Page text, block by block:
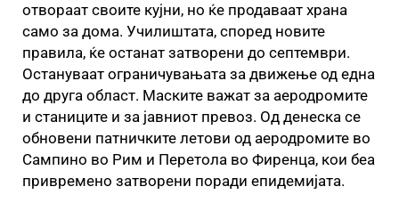
отвораат своите кујни, но ќе продаваат храна
само за дома. Училиштата, според новите
правила, ќе останат затворени до септември.
Остануваат ограничувањата за движење од една
до друга област. Маските важат за аеродромите
и станиците и за јавниот превоз. Од денеска се
обновени патничките летови од аеродромите во
Cампино во Рим и Перетола во Фиренца, кои беа
привремено затворени поради епидемијата.